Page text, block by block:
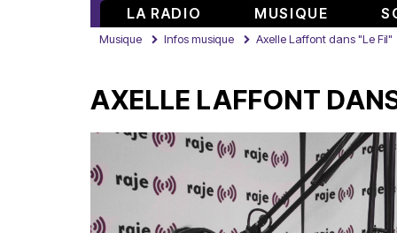
LA RADIO MUSIQUE
Musique Infos musique Axelle Laffont dans "Le Fil"
AXELLE LAFFONT